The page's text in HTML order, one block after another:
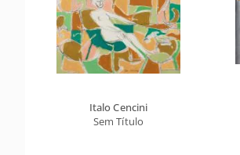
Italo Cencini
Sem Título